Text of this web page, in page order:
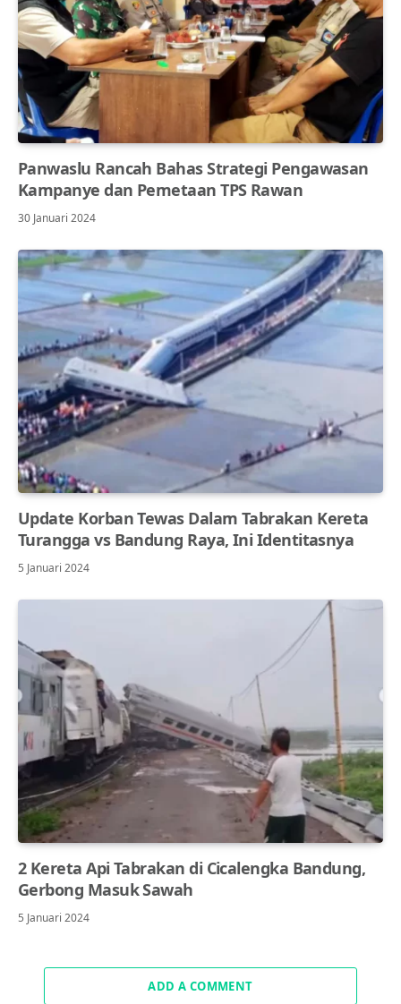
Panwaslu Rancah Bahas Strategi Pengawasan
Kampanye dan Pemetaan TPS Rawan
30 Januari 2024
Update Korban Tewas Dalam Tabrakan Kereta
Turangga vs Bandung Raya, Ini Identitasnya
5 Januari 2024
2 Kereta Api Tabrakan di Cicalengka Bandung,
Gerbong Masuk Sawah
5 Januari 2024
ADD A COMMENT